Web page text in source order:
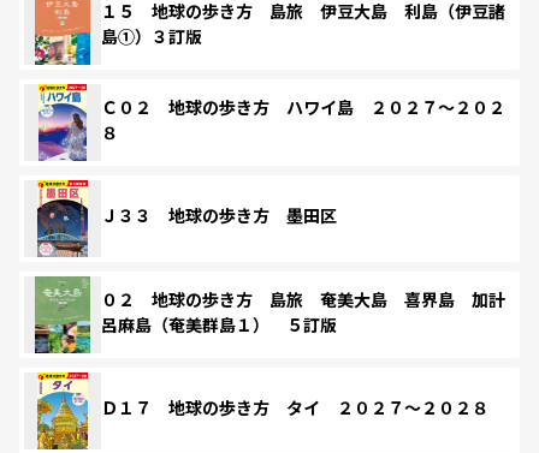
１５ 地球の歩き方 島旅 伊豆大島 利島（伊豆諸
島①）３訂版
Ｃ０２ 地球の歩き方 ハワイ島 ２０２７～２０２
８
Ｊ３３ 地球の歩き方 墨田区
０２ 地球の歩き方 島旅 奄美大島 喜界島 加計
呂麻島（奄美群島１） ５訂版
Ｄ１７ 地球の歩き方 タイ ２０２７～２０２８